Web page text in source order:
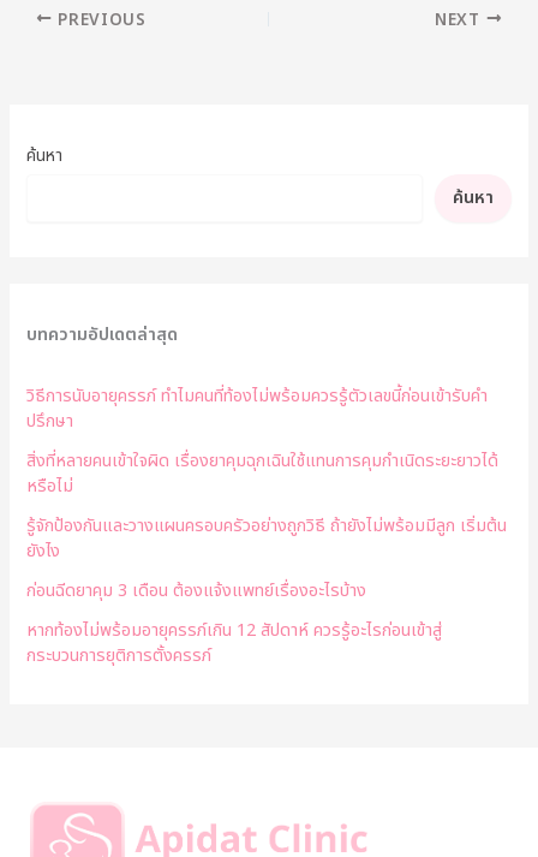
PREVIOUS NEXT
ค้นหา
ค้นหา
บทความอัปเดตล่าสุด
วิธีการนับอายุครรภ์ ทำไมคนที่ท้องไม่พร้อมควรรู้ตัวเลขนี้ก่อนเข้ารับคำ
ปรึกษา
สิ่งที่หลายคนเข้าใจผิด เรื่องยาคุมฉุกเฉินใช้แทนการคุมกำเนิดระยะยาวได้
หรือไม่
รู้จักป้องกันและวางแผนครอบครัวอย่างถูกวิธี ถ้ายังไม่พร้อมมีลูก เริ่มต้น
ยังไง
ก่อนฉีดยาคุม 3 เดือน ต้องแจ้งแพทย์เรื่องอะไรบ้าง
หากท้องไม่พร้อมอายุครรภ์เกิน 12 สัปดาห์ ควรรู้อะไรก่อนเข้าสู่
กระบวนการยุติการตั้งครรภ์